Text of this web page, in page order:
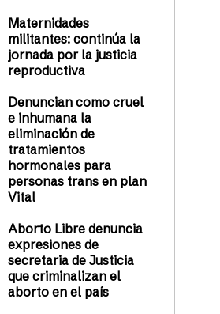
Maternidades
militantes: continúa la
jornada por la justicia
reproductiva
Denuncian como cruel
e inhumana la
eliminación de
tratamientos
hormonales para
personas trans en plan
Vital
Aborto Libre denuncia
expresiones de
secretaria de Justicia
que criminalizan el
aborto en el país